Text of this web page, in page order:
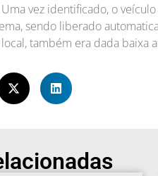
vez identificado, o
sendo liberado
também era dada baixa